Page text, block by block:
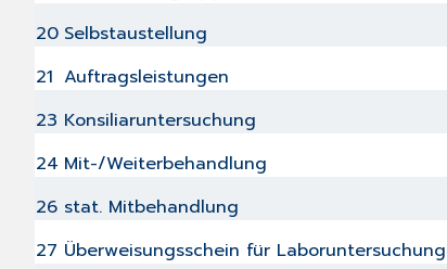
20 Selbstaustellung
21 Auftragsleistungen
23 Konsiliaruntersuchung
24 Mit-/Weiterbehandlung
26 stat. Mitbehandlung
27 Überweisungsschein für